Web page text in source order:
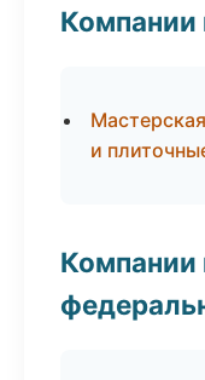
Компании
и